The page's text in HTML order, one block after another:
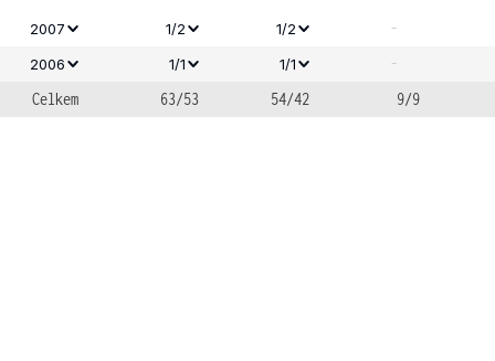
2007 1/2 1/2 -
2006 1/1 1/1
-
Celkem
63/53 54/42 9/9